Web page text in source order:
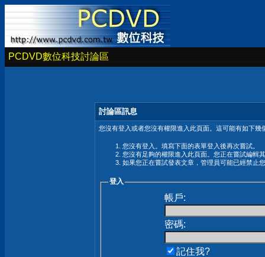
PCDVD數位科技討論區
討論區訊息
您沒有登入或者您沒有權限進入此頁面。這可能有如下幾
您沒有登入。填寫下面的表單登入後再次嘗試。
您沒有足夠的權限進入此頁面。您正在嘗試編輯
如果您正在嘗試發表文章，管理員可能已經禁止
登入
帳戶:
密碼:
記住我?